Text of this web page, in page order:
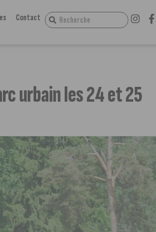
Contact
urbain les 24 et 25